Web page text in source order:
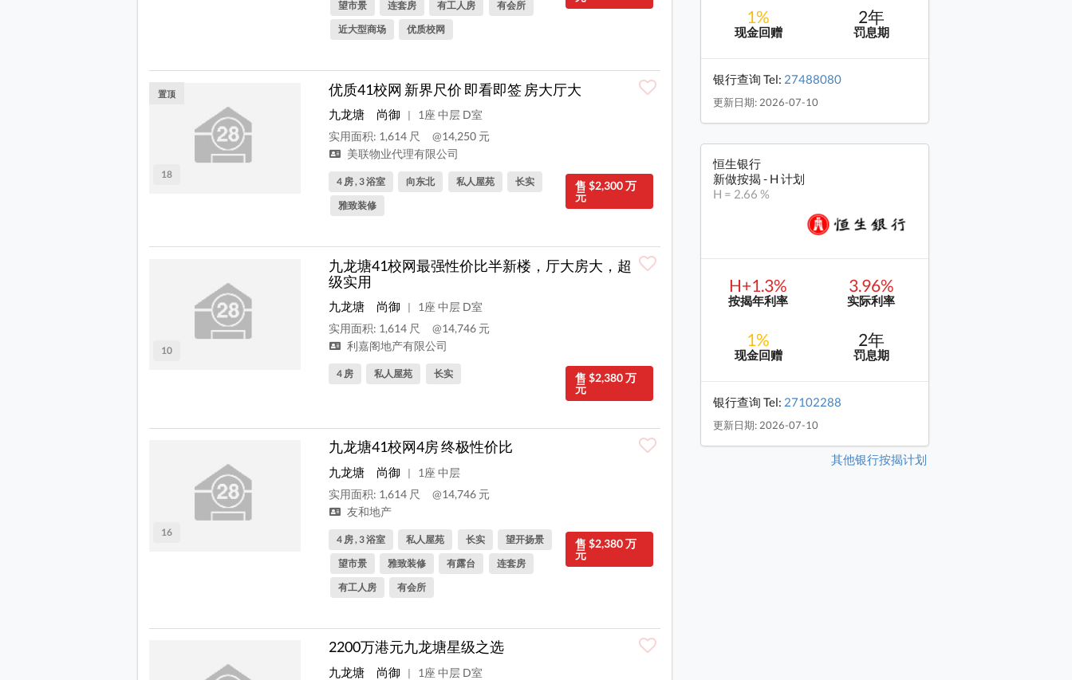
望市景
连套房 有工人房
有会所
近大型商场
优质校网
18
置顶 优质41校网 新界尺价 即看即签 房大厅大
九龙塘 尚御 |
1座 中层 D室
实用面积: 1,614 尺
@14,250 元
美联物业代理有限公司
售 $2,300 万
元
4 房 , 3 浴室 向东北 私人屋苑
长实
雅致装修
10
九龙塘41校网最强性价比半新楼，厅大房大，超
级实用
九龙塘 尚御 |
1座 中层 D室
实用面积: 1,614 尺
@14,746 元
利嘉阁地产有限公司
售 $2,380 万
元
4 房 私人屋苑 长实
16
九龙塘41校网4房 终极性价比
九龙塘 尚御 |
1座 中层
实用面积: 1,614 尺
@14,746 元
友和地产
售 $2,380 万
元
4 房 , 3 浴室 私人屋苑 长实
望开扬景
望市景
雅致装修 有露台
连套房
有工人房
有会所
2200万港元九龙塘星级之选
九龙塘 尚御 |
1座 中层 D室
1%
现金回赠
2年
罚息期
银行查询 Tel: 27488080
更新日期: 2026-07-10
恒生银行
新做按揭 - H 计划
H = 2.66 %
H+1.3%
按揭年利率
3.96%
实际利率
1%
现金回赠
2年
罚息期
银行查询 Tel: 27102288
更新日期: 2026-07-10
其他银行按揭计划